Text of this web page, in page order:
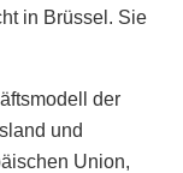
in Brüssel. Sie
der
und
Union,